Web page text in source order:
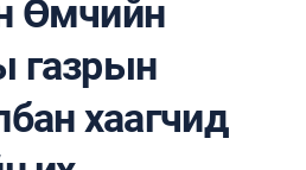
Өмчийн
газрын
хаагчид